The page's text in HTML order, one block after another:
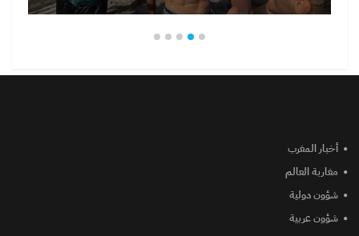
أخبار المغرب
مغاربة العالم
شؤون دولية
شؤون عربية